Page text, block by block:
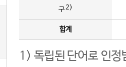
구2)
합계
1) 독립된 단어로 인정